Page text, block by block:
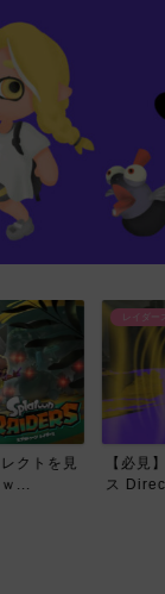
クトを見
...
レイダース
【必見
ス